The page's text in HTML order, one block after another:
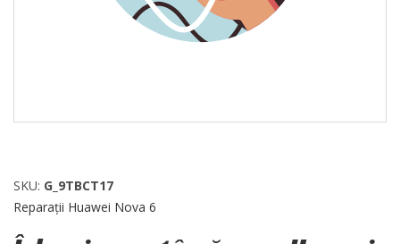
SKU: G_9TBCT17
Reparații Huawei Nova 6